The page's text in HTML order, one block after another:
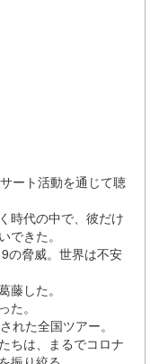
ート活動を通じて聴
時代の中で、彼だけ
きた。
の脅威。世界は不安
した。
。
れた全国ツアー。
ちは、まるでコロナ